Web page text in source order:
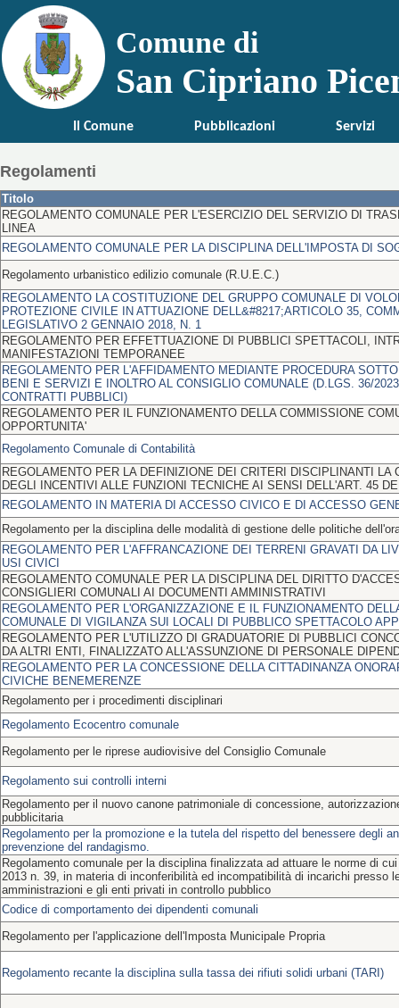
Comune di
San Cipriano
Il Comune Pubblicazioni Servizi
Regolamenti
Titolo
REGOLAMENTO COMUNALE PER L'ESERCIZIO DEL SERVIZIO DI
LINEA
REGOLAMENTO COMUNALE PER LA DISCIPLINA DELL'IMPOSTA DI
Regolamento urbanistico edilizio comunale (R.U.E.C.)
REGOLAMENTO LA COSTITUZIONE DEL GRUPPO COMUNALE DI
PROTEZIONE CIVILE IN ATTUAZIONE DELL&#8217;ARTICOLO 35,
LEGISLATIVO 2 GENNAIO 2018, N. 1
REGOLAMENTO PER EFFETTUAZIONE DI PUBBLICI SPETTACOLI,
MANIFESTAZIONI TEMPORANEE
REGOLAMENTO PER L'AFFIDAMENTO MEDIANTE PROCEDURA
BENI E SERVIZI E INOLTRO AL CONSIGLIO COMUNALE (D.LGS. 36/
CONTRATTI PUBBLICI)
REGOLAMENTO PER IL FUNZIONAMENTO DELLA COMMISSIONE
OPPORTUNITA'
Regolamento Comunale di Contabilità
REGOLAMENTO PER LA DEFINIZIONE DEI CRITERI DISCIPLINANTI LA
DEGLI INCENTIVI ALLE FUNZIONI TECNICHE AI SENSI DELL'ART. 45
REGOLAMENTO IN MATERIA DI ACCESSO CIVICO E DI ACCESSO
Regolamento per la disciplina delle modalità di gestione delle politiche
REGOLAMENTO PER L'AFFRANCAZIONE DEI TERRENI GRAVATI DA
USI CIVICI
REGOLAMENTO COMUNALE PER LA DISCIPLINA DEL DIRITTO
CONSIGLIERI COMUNALI AI DOCUMENTI AMMINISTRATIVI
REGOLAMENTO PER L'ORGANIZZAZIONE E IL FUNZIONAMENTO
COMUNALE DI VIGILANZA SUI LOCALI DI PUBBLICO SPETTACOLO
REGOLAMENTO PER L'UTILIZZO DI GRADUATORIE DI PUBBLICI
DA ALTRI ENTI, FINALIZZATO ALL'ASSUNZIONE DI PERSONALE
REGOLAMENTO PER LA CONCESSIONE DELLA CITTADINANZA
CIVICHE BENEMERENZE
Regolamento per i procedimenti disciplinari
Regolamento Ecocentro comunale
Regolamento per le riprese audiovisive del Consiglio Comunale
Regolamento sui controlli interni
Regolamento per il nuovo canone patrimoniale di concessione,
pubblicitaria
Regolamento per la promozione e la tutela del rispetto del benessere degli
prevenzione del randagismo.
Regolamento comunale per la disciplina finalizzata ad attuare le norme di
2013 n. 39, in materia di inconferibilità ed incompatibilità di incarichi presso
amministrazioni e gli enti privati in controllo pubblico
Codice di comportamento dei dipendenti comunali
Regolamento per l'applicazione dell'Imposta Municipale Propria
Regolamento recante la disciplina sulla tassa dei rifiuti solidi urbani (TARI)
Per offrirti il miglior servizio possibile questo sito utilizza cookies.